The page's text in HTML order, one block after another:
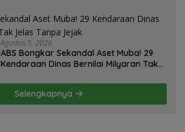
Agustus 5, 2026
ABS Bongkar Sekandal Aset Muba! 29
Kendaraan Dinas Bernilai Milyaran Tak
Selengkapnya